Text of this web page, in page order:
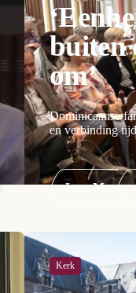
buiten
om’
Dominicaanse
en verbinding
Lees Meer
Kerk